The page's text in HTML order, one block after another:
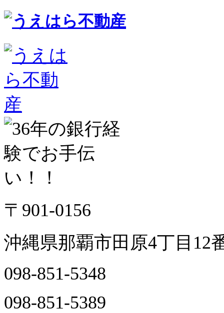
〒901-0156
沖縄県那覇市田原4丁目12
098-851-5348
098-851-5389